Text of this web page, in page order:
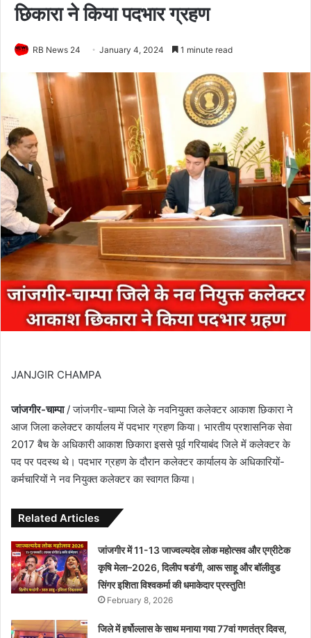
छिकारा ने किया पदभार ग्रहण
RB News 24 January 4, 2024 1 minute read
JANJGIR CHAMPA
जांजगीर-चाम्पा/ जांजगीर-चाम्पा जिले के नवनियुक्त कलेक्टर आकाश छिकारा ने
आज जिला कलेक्टर कार्यालय में पदभार ग्रहण किया। भारतीय प्रशासनिक सेवा
2017 बैच के अधिकारी आकाश छिकारा इससे पूर्व गरियाबंद जिले में कलेक्टर के
पद पर पदस्थ थे। पदभार ग्रहण के दौरान कलेक्टर कार्यालय के अधिकारियों-
कर्मचारियों ने नव नियुक्त कलेक्टर का स्वागत किया।
Related Articles
जांजगीर में 11-13 जाज्वल्यदेव लोक महोत्सव और एग्रीटेक
कृषि मेला–2026, दिलीप षडंगी, आरू साहू और बॉलीवुड
सिंगर इशिता विश्वकर्मा की धमाकेदार प्रस्तुति!
February 8, 2026
जिले में हर्षोल्लास के साथ मनाया गया 77वां गणतंत्र दिवस,